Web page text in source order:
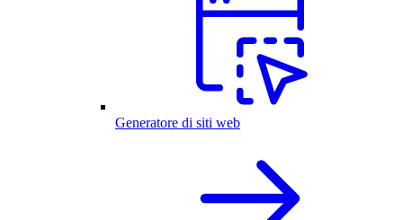
Generatore di siti web